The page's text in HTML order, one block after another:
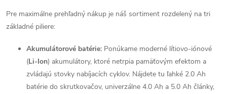
p
Pre maximálne prehľadný nákup je náš sortiment rozdelený na tri
základné piliere:
Akumulátorové batérie: Ponúkame moderné lítiovo-iónové
(Li-Ion) akumulátory, ktoré netrpia pamäťovým efektom a
zvládajú stovky nabíjacích cyklov. Nájdete tu ľahké 2.0 Ah
batérie do skrutkovačov, univerzálne 4.0 Ah a 5.0 Ah články,